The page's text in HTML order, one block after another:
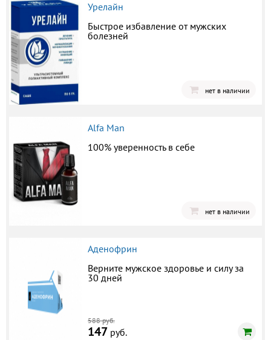
Урелайн
Быстрое избавление от мужских
болезней
нет в наличии
Alfa Man
100% уверенность в себе
нет в наличии
Аденофрин
Верните мужское здоровье и силу за
30 дней
588 руб.
147 руб.